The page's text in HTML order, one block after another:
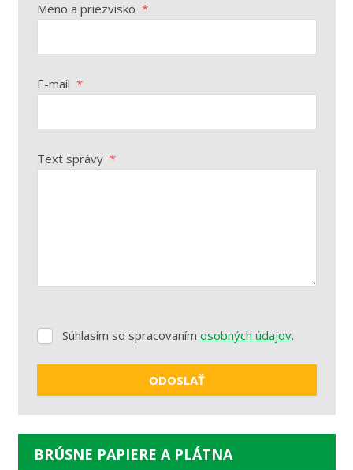
Meno a priezvisko *
E-mail *
Text správy *
Súhlasím
spracovaním
Súhlasím so spracovaním osobných údajov.
ODOSLAŤ
sa
nepodarilo
BRÚSNE PAPIERE A PLÁTNA